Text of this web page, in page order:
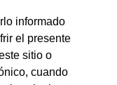
informado
el presente
sitio o
cuando